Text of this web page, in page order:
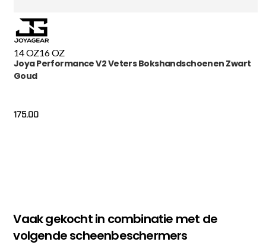
14 OZ16 OZ
Joya Performance V2 Veters Bokshandschoenen Zwart
Goud
175.00
Vaak gekocht in combinatie met de
volgende scheenbeschermers